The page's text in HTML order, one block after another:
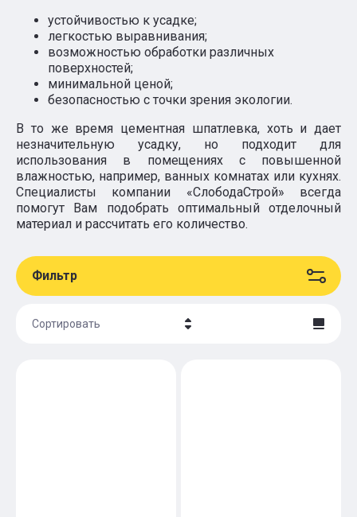
устойчивостью к усадке;
легкостью выравнивания;
возможностью обработки различных
поверхностей;
минимальной ценой;
безопасностью с точки зрения экологии.
В то же время цементная шпатлевка, хоть и дает
незначительную усадку, но подходит для
использования в помещениях с повышенной
влажностью, например, ванных комнатах или кухнях.
Специалисты компании «СлободаСтрой» всегда
помогут Вам подобрать оптимальный отделочный
материал и рассчитать его количество.
Фильтр
Сортировать